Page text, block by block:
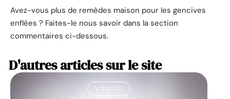
Avez-vous plus de remèdes maison pour les gencives
enflées ? Faites-le nous savoir dans la section
commentaires ci-dessous.
D'autres articles sur le site
VITALITÉ